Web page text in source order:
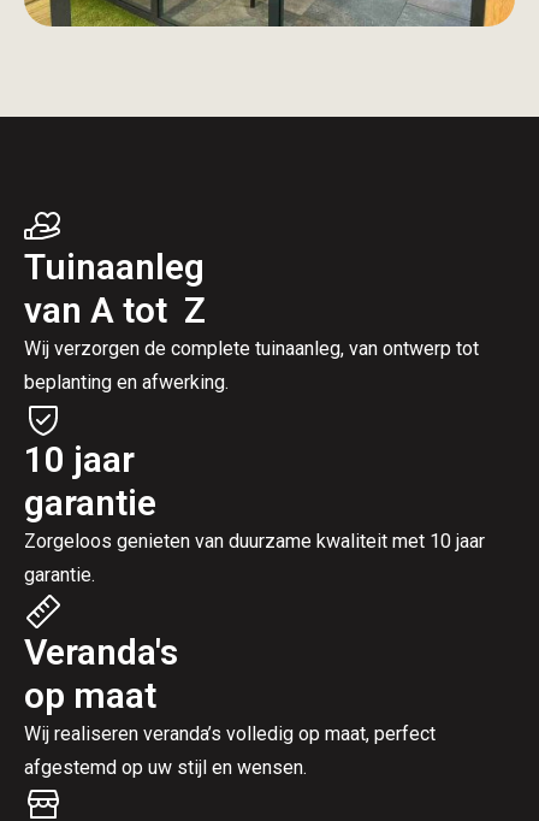
Tuinaanleg
van A tot Z
Wij verzorgen de complete tuinaanleg, van ontwerp tot
beplanting en afwerking.
10 jaar
garantie
Zorgeloos genieten van duurzame kwaliteit met 10 jaar
garantie.
Veranda's
op maat
Wij realiseren veranda’s volledig op maat, perfect
afgestemd op uw stijl en wensen.